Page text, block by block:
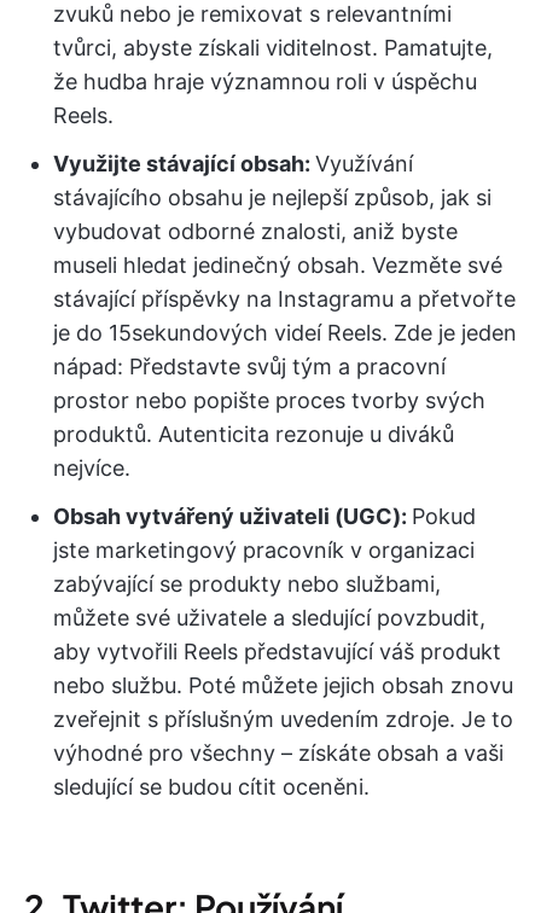
zvuků nebo je remixovat s relevantními
tvůrci, abyste získali viditelnost. Pamatujte,
že hudba hraje významnou roli v úspěchu
Reels.
Využijte stávající obsah: Využívání
stávajícího obsahu je nejlepší způsob, jak si
vybudovat odborné znalosti, aniž byste
museli hledat jedinečný obsah. Vezměte své
stávající příspěvky na Instagramu a přetvořte
je do 15sekundových videí Reels. Zde je jeden
nápad: Představte svůj tým a pracovní
prostor nebo popište proces tvorby svých
produktů. Autenticita rezonuje u diváků
nejvíce.
Obsah vytvářený uživateli (UGC): Pokud
jste marketingový pracovník v organizaci
zabývající se produkty nebo službami,
můžete své uživatele a sledující povzbudit,
aby vytvořili Reels představující váš produkt
nebo službu. Poté můžete jejich obsah znovu
zveřejnit s příslušným uvedením zdroje. Je to
výhodné pro všechny – získáte obsah a vaši
sledující se budou cítit oceněni.